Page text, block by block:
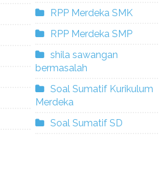
RPP Merdeka SMK
RPP Merdeka SMP
shila sawangan
bermasalah
Soal Sumatif Kurikulum
Merdeka
Soal Sumatif SD